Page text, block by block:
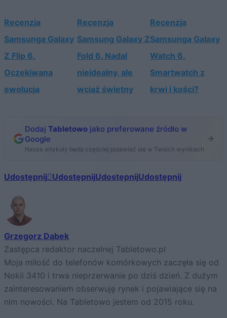
Recenzja
Samsunga Galaxy
Z Flip 6.
Oczekiwana
ewolucja
Recenzja
Samsung Galaxy Z
Fold 6. Nadal
nieidealny, ale
wciąż świetny
Recenzja
Samsunga Galaxy
Watch 6.
Smartwatch z
krwi i kości?
Dodaj Tabletowo jako preferowane źródło w
Google
Nasze artykuły będą częściej pojawiać się w Twoich wynikach
Udostępnij UdostępnijUdostępnijUdostępnij
Grzegorz Dąbek
Zastępca redaktor naczelnej Tabletowo.pl
Moja miłość do telefonów komórkowych zaczęła się od
Nokii 3410 i trwa nieprzerwanie po dziś dzień. Z dużym
zainteresowaniem obserwuję rynek i pojawiające się na
nim nowości. Na Tabletowo jestem od 2015 roku.